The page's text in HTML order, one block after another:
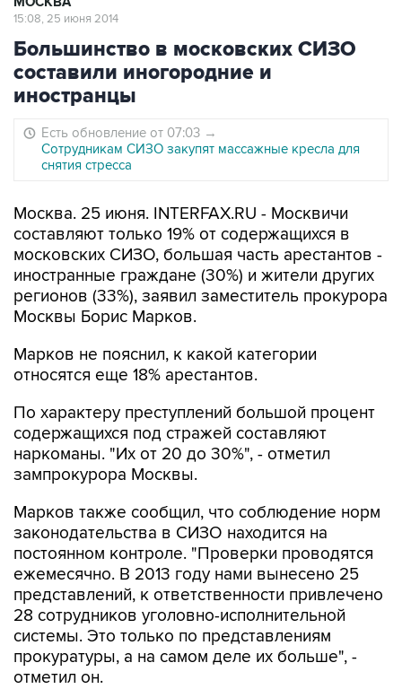
15:08, 25 июня 2014
Большинство в московских СИЗО
составили иногородние и
иностранцы
Есть обновление от 07:03 →
Сотрудникам СИЗО закупят массажные кресла для
снятия стресса
Москва. 25 июня. INTERFAX.RU - Москвичи
составляют только 19% от содержащихся в
московских СИЗО, большая часть арестантов -
иностранные граждане (30%) и жители других
регионов (33%), заявил заместитель прокурора
Москвы Борис Марков.
Марков не пояснил, к какой категории
относятся еще 18% арестантов.
По характеру преступлений большой процент
содержащихся под стражей составляют
наркоманы. "Их от 20 до 30%", - отметил
зампрокурора Москвы.
Марков также сообщил, что соблюдение норм
законодательства в СИЗО находится на
постоянном контроле. "Проверки проводятся
ежемесячно. В 2013 году нами вынесено 25
представлений, к ответственности привлечено
28 сотрудников уголовно-исполнительной
системы. Это только по представлениям
прокуратуры, а на самом деле их больше", -
отметил он.